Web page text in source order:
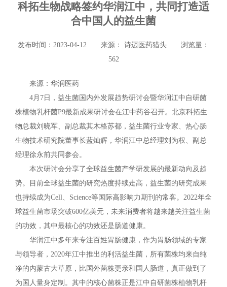
科拓生物战略签约华润江中，共同打造适
合中国人的益生菌
发布时间：2023-04-12 来源： 诗迈医药猎头
浏览量：
562
来源：华润医药
4月7日，益生菌国内外发展趋势研讨会暨华润江中自研菌
株植物乳杆菌P9最新成果研讨会在江中药谷召开。北京科拓生
物总裁刘晓军、副总裁其木格苏都，益生菌行业专家、热心肠
生物技术研究院董事长蓝灿辉，华润江中总经理刘为权、副总
经理徐永前共同参会。
本次研讨会分享了全球益生菌产学研发展的最新动向及趋
势。目前全球益生菌的研究热度持续走高，益生菌的研究成果
也持续成为Cell、Science等国际高影响力期刊的常客。2022年全
球益生菌市场突破600亿美元，未来消费者将越来越关注益生菌
的功效，其中最核心的功效还是肠道健康。
华润江中多年来专注百姓胃肠健康，作为胃肠领域的专家
与领导者，2020年江中推出的利活益生菌，所有菌株均来自纯
净的内蒙古大草原，比国外菌株更亲和国人肠道，真正做到了
为国人量身定制。其中的核心菌株正是江中自研菌株植物乳杆